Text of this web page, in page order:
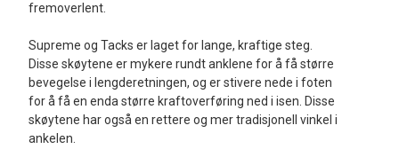
fremoverlent.
Supreme og Tacks er laget for lange, kraftige steg.
Disse skøytene er mykere rundt anklene for å få større
bevegelse i lengderetningen, og er stivere nede i foten
for å få en enda større kraftoverføring ned i isen. Disse
skøytene har også en rettere og mer tradisjonell vinkel i
ankelen.